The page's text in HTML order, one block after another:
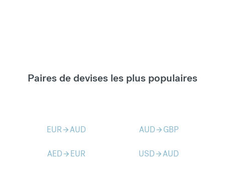
Paires de devises les plus populaires
EURarrow_forwardAUD AUDarrow_forward GBP
AEDarrow_forward EUR USDarrow_forwardAUD